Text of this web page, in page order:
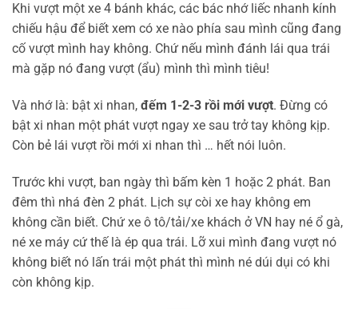
Khi vượt một xe 4 bánh khác, các bác nhớ liếc nhanh kính
chiếu hậu để biết xem có xe nào phía sau mình cũng đang
cố vượt mình hay không. Chứ nếu mình đánh lái qua trái
mà gặp nó đang vượt (ẩu) mình thì mình tiêu!
Và nhớ là: bật xi nhan, đếm 1-2-3 rồi mới vượt. Đừng có
bật xi nhan một phát vượt ngay xe sau trở tay không kịp.
Còn bẻ lái vượt rồi mới xi nhan thì … hết nói luôn.
Trước khi vượt, ban ngày thì bấm kèn 1 hoặc 2 phát. Ban
đêm thì nhá đèn 2 phát. Lịch sự còi xe hay không em
không cần biết. Chứ xe ô tô/tải/xe khách ở VN hay né ổ gà,
né xe máy cứ thế là ép qua trái. Lỡ xui mình đang vượt nó
không biết nó lấn trái một phát thì mình né dúi dụi có khi
còn không kịp.